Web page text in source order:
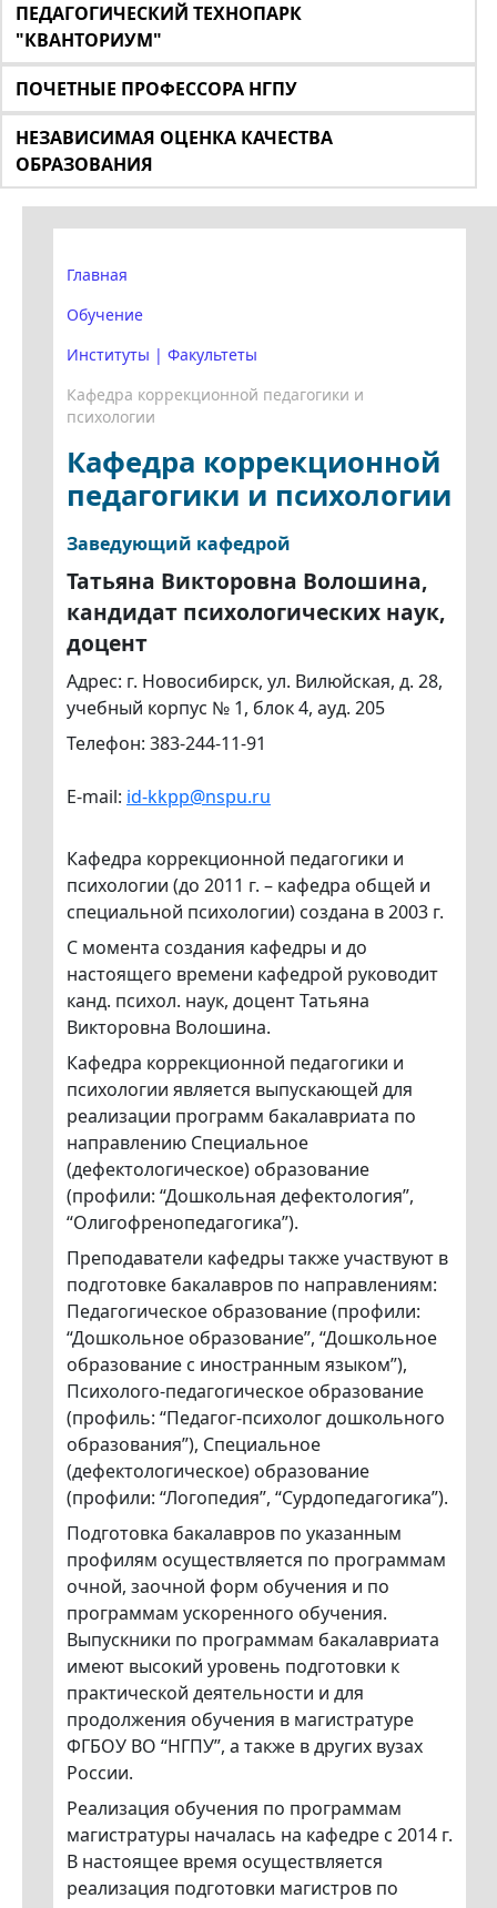
ПЕДАГОГИЧЕСКИЙ ТЕХНОПАРК
"КВАНТОРИУМ"
ПОЧЕТНЫЕ ПРОФЕССОРА НГПУ
НЕЗАВИСИМАЯ ОЦЕНКА КАЧЕСТВА
ОБРАЗОВАНИЯ
Главная
Обучение
Институты | Факультеты
Кафедра коррекционной педагогики и
психологии
Кафедра коррекционной
педагогики и психологии
Заведующий кафедрой
Татьяна Викторовна Волошина,
кандидат психологических наук,
доцент
Адрес: г. Новосибирск, ул. Вилюйская, д. 28,
учебный корпус № 1, блок 4, ауд. 205
Телефон: 383-244-11-91
E-mail: id-kkpp@nspu.ru
Кафедра коррекционной педагогики и
психологии (до 2011 г. – кафедра общей и
специальной психологии) создана в 2003 г.
С момента создания кафедры и до
настоящего времени кафедрой руководит
канд. психол. наук, доцент Татьяна
Викторовна Волошина.
Кафедра коррекционной педагогики и
психологии является выпускающей для
реализации программ бакалавриата по
направлению Специальное
(дефектологическое) образование
(профили: “Дошкольная дефектология”,
“Олигофренопедагогика”).
Преподаватели кафедры также участвуют в
подготовке бакалавров по направлениям:
Педагогическое образование (профили:
“Дошкольное образование”, “Дошкольное
образование с иностранным языком”),
Психолого-педагогическое образование
(профиль: “Педагог-психолог дошкольного
образования”), Специальное
(дефектологическое) образование
(профили: “Логопедия”, “Сурдопедагогика”).
Подготовка бакалавров по указанным
профилям осуществляется по программам
очной, заочной форм обучения и по
программам ускоренного обучения.
Выпускники по программам бакалавриата
имеют высокий уровень подготовки к
практической деятельности и для
продолжения обучения в магистратуре
ФГБОУ ВО “НГПУ”, а также в других вузах
России.
Реализация обучения по программам
магистратуры началась на кафедре с 2014 г.
В настоящее время осуществляется
реализация подготовки магистров по